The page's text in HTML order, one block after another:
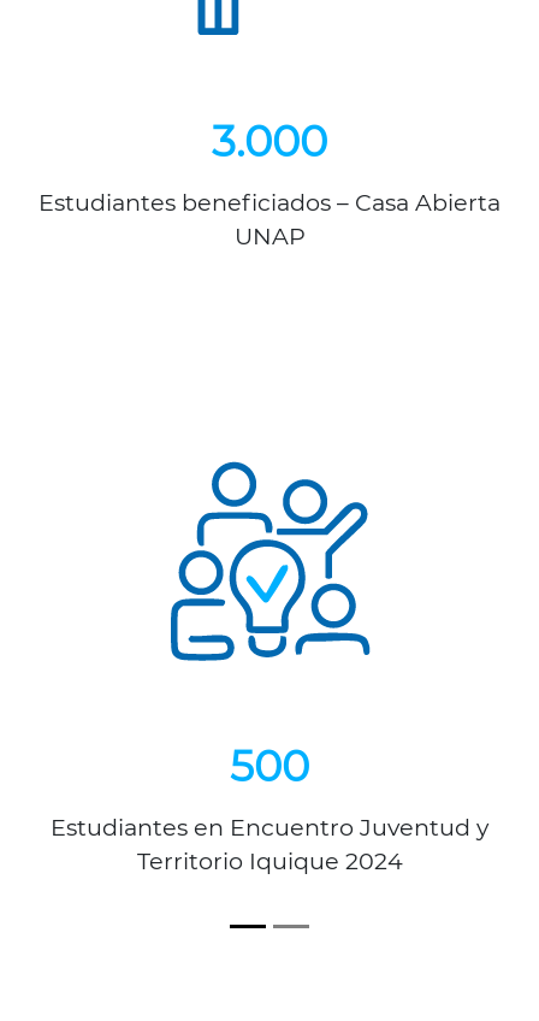
3.000
Estudiantes beneficiados – Casa Abierta
UNAP
500
Estudiantes en Encuentro Juventud y
Territorio Iquique 2024